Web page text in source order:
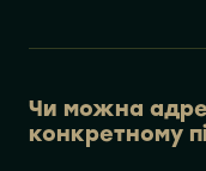
Чи можна
конкретному